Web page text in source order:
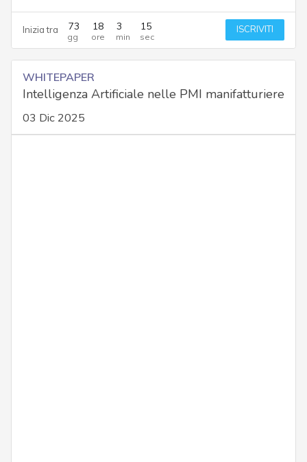
Inizia tra 73 18 3 14 ISCRIVITI
WHITEPAPER
Intelligenza Artificiale nelle PMI manifatturiere
03 Dic 2025